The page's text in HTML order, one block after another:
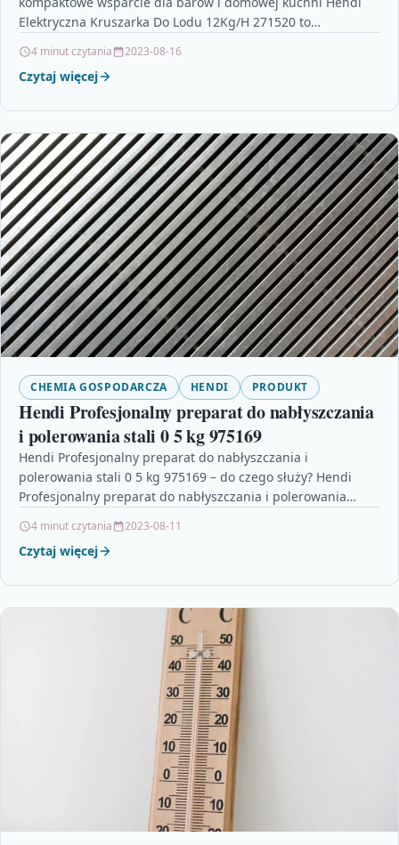
Elektryczna Kruszarka Do Lodu 12Kg/H 271520 to
4 minut czytania 2023-08-16
Czytaj więcej
CHEMIA GOSPODARCZA HENDI PRODUKT
Hendi Profesjonalny preparat do nabłyszczania
i polerowania stali 0 5 kg 975169
Hendi Profesjonalny preparat do nabłyszczania i
polerowania stali 0 5 kg 975169 – do czego służy? Hendi
Profesjonalny preparat do nabłyszczania i polerowania
4 minut czytania 2023-08-11
Czytaj więcej